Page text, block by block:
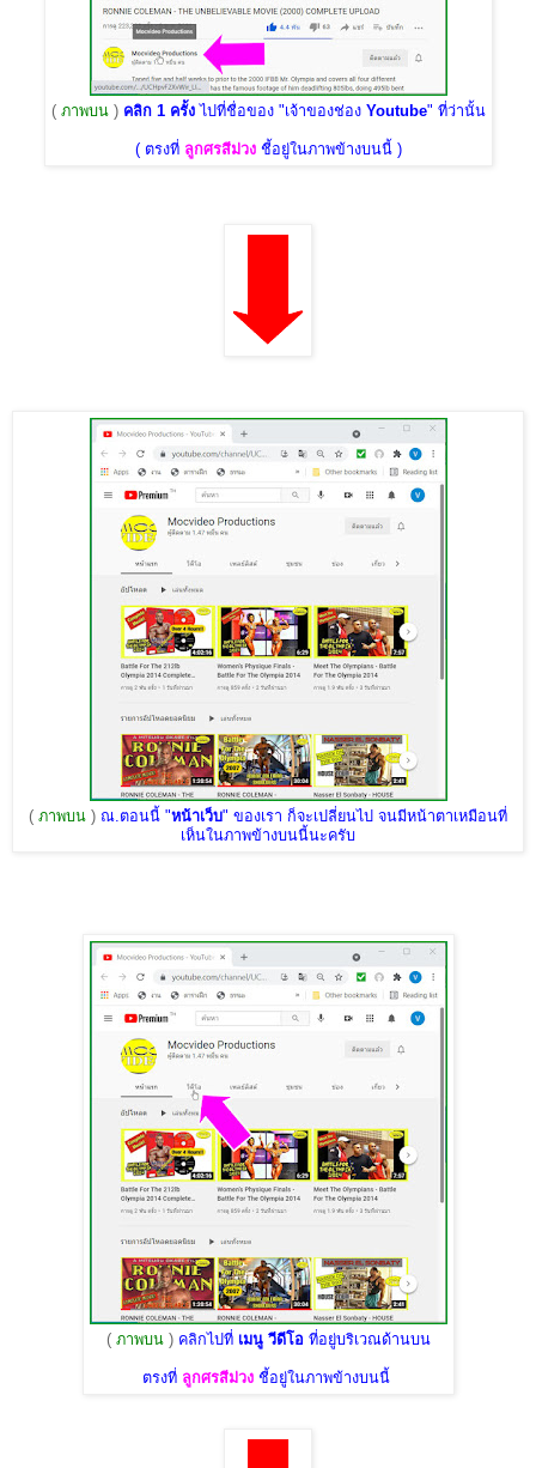
( ภาพบน) คลิก 1 ครั้งไปที่ชื่อของ "เจ้าของช่อง Youtube" ที่ว่านั้น
( ตรงที่ ลูกศรสีม่วงชี้อยู่ในภาพข้างบนนี้ )
( ภาพบน ) ณ.ตอนนี้ "หน้าเว็บ" ของเรา ก็จะเปลี่ยนไป จนมีหน้าตาเหมือนที่
เห็นในภาพข้างบนนี้นะครับ
( ภาพบน)คลิกไปที่ เมนู วีดีโอ ที่อยู่บริเวณด้านบน
ตรงที่ ลูกศรสีม่วงชี้อยู่ในภาพข้างบนนี้